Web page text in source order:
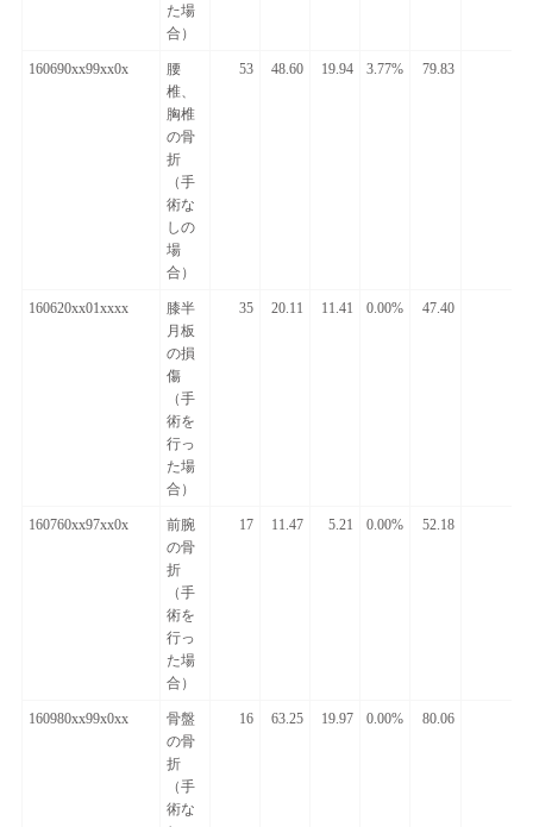
た場
合）
160690xx99xx0x
腰
椎、
胸椎
の骨
折
（手
術な
しの
場
合）
53 48.60 19.94 3.77% 79.83
160620xx01xxxx
膝半
月板
の損
傷
（手
術を
行っ
た場
合）
35 20.11 11.41 0.00% 47.40
160760xx97xx0x
前腕
の骨
折
（手
術を
行っ
た場
合）
17 11.47 5.21 0.00% 52.18
160980xx99x0xx
骨盤
の骨
折
（手
術な
16 63.25 19.97 0.00% 80.06